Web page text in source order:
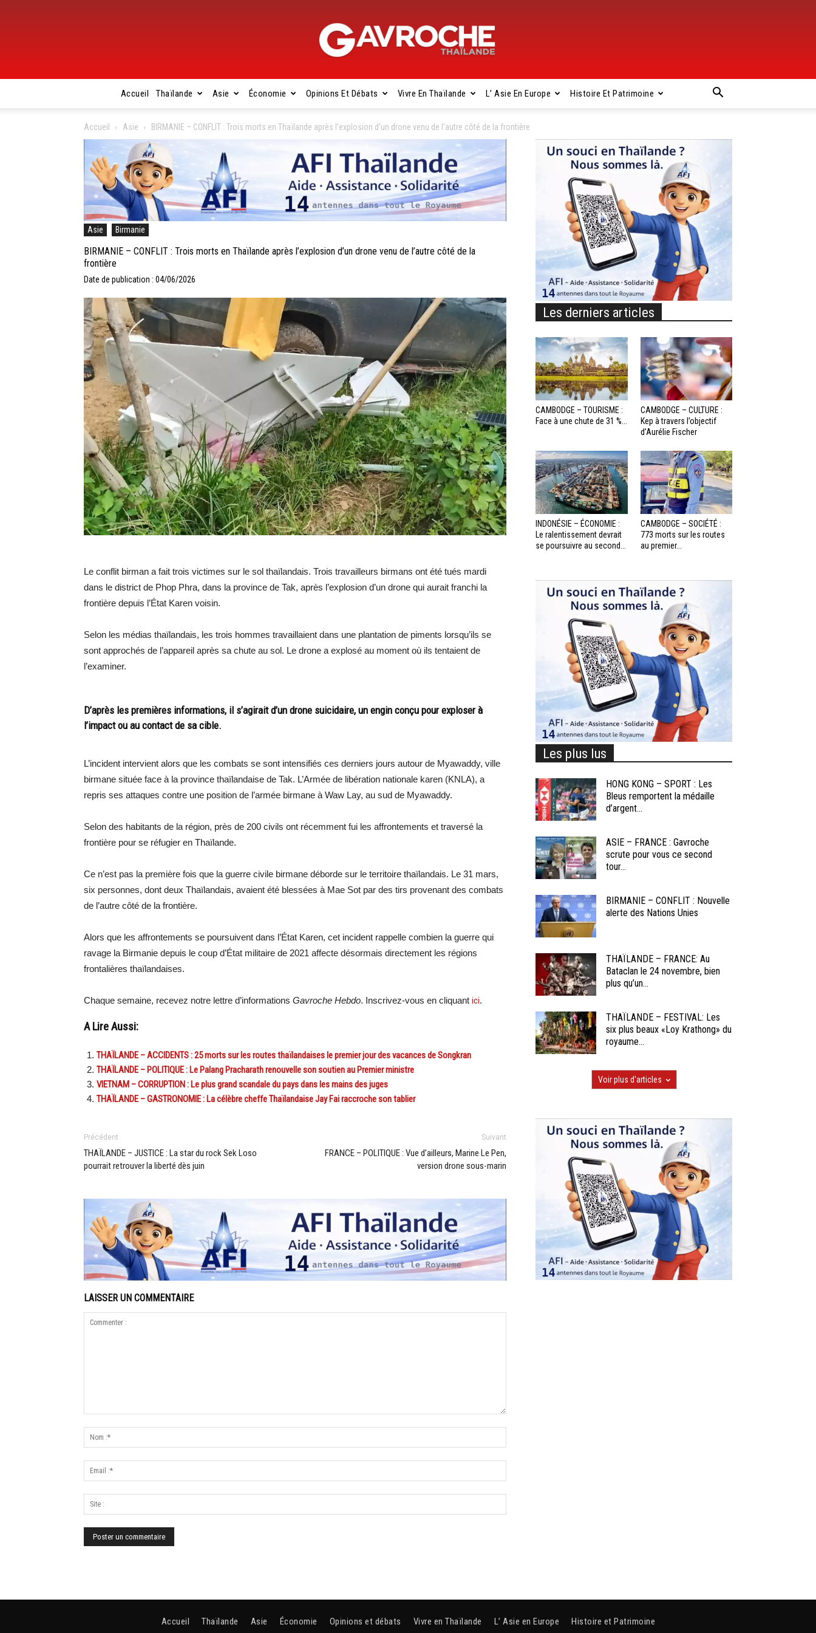
Gavroche
Thaïlande
Accueil Thaïlande Asie Économie Opinions Et Débats Vivre En Thaïlande L’ Asie En Europe Histoire Et Patrimoine
Accueil Asie BIRMANIE – CONFLIT : Trois morts en Thaïlande après l’explosion d’un drone venu de l’autre côté de la frontière
Asie Birmanie
BIRMANIE – CONFLIT : Trois morts en Thaïlande après l’explosion d’un drone venu de l’autre côté de la
frontière
Date de publication : 04/06/2026
Le conflit birman a fait trois victimes sur le sol thaïlandais. Trois travailleurs birmans ont été tués mardi
dans le district de Phop Phra, dans la province de Tak, après l’explosion d’un drone qui aurait franchi la
frontière depuis l’État Karen voisin.
Selon les médias thaïlandais, les trois hommes travaillaient dans une plantation de piments lorsqu’ils se
sont approchés de l’appareil après sa chute au sol. Le drone a explosé au moment où ils tentaient de
l’examiner.
D’après les premières informations, il s’agirait d’un drone suicidaire, un engin conçu pour exploser à
l’impact ou au contact de sa cible.
L’incident intervient alors que les combats se sont intensifiés ces derniers jours autour de Myawaddy, ville
birmane située face à la province thaïlandaise de Tak. L’Armée de libération nationale karen (KNLA), a
repris ses attaques contre une position de l’armée birmane à Waw Lay, au sud de Myawaddy.
Selon des habitants de la région, près de 200 civils ont récemment fui les affrontements et traversé la
frontière pour se réfugier en Thaïlande.
Ce n’est pas la première fois que la guerre civile birmane déborde sur le territoire thaïlandais. Le 31 mars,
six personnes, dont deux Thaïlandais, avaient été blessées à Mae Sot par des tirs provenant des combats
de l’autre côté de la frontière.
Alors que les affrontements se poursuivent dans l’État Karen, cet incident rappelle combien la guerre qui
ravage la Birmanie depuis le coup d’État militaire de 2021 affecte désormais directement les régions
frontalières thaïlandaises.
Chaque semaine, recevez notre lettre d’informations Gavroche Hebdo. Inscrivez-vous en cliquant ici.
A Lire Aussi:
THAÏLANDE – ACCIDENTS : 25 morts sur les routes thaïlandaises le premier jour des vacances de Songkran
THAÏLANDE – POLITIQUE : Le Palang Pracharath renouvelle son soutien au Premier ministre
VIETNAM – CORRUPTION : Le plus grand scandale du pays dans les mains des juges
THAÏLANDE – GASTRONOMIE : La célèbre cheffe Thaïlandaise Jay Fai raccroche son tablier
Précédent
THAÏLANDE – JUSTICE : La star du rock Sek Loso
pourrait retrouver la liberté dès juin
Suivant
FRANCE – POLITIQUE : Vue d’ailleurs, Marine Le Pen,
version drone sous-marin
LAISSER UN COMMENTAIRE
Les derniers articles
CAMBODGE – TOURISME :
Face à une chute de 31 %...
CAMBODGE – CULTURE :
Kep à travers l’objectif
d’Aurélie Fischer
INDONÉSIE – ÉCONOMIE :
Le ralentissement devrait
se poursuivre au second...
CAMBODGE – SOCIÉTÉ :
773 morts sur les routes
au premier...
Les plus lus
HONG KONG – SPORT : Les
Bleus remportent la médaille
d’argent...
ASIE – FRANCE : Gavroche
scrute pour vous ce second
tour...
BIRMANIE – CONFLIT : Nouvelle
alerte des Nations Unies
THAÏLANDE – FRANCE: Au
Bataclan le 24 novembre, bien
plus qu’un...
THAÏLANDE – FESTIVAL: Les
six plus beaux «Loy Krathong» du
royaume...
Voir plus d'articles
Accueil Thaïlande Asie Économie Opinions et débats Vivre en Thaïlande L’ Asie en Europe Histoire et Patrimoine